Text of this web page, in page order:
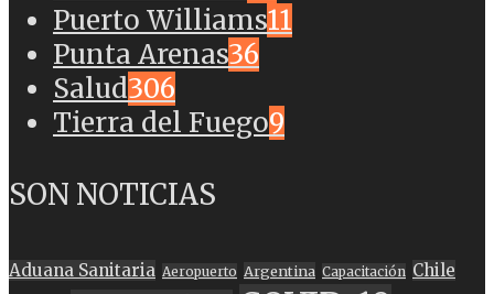
Puerto Williams11
Punta Arenas36
Salud306
Tierra del Fuego9
SON NOTICIAS
Aduana Sanitaria Aeropuerto Argentina Capacitación Chile